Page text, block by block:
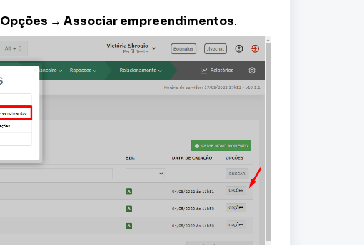
Opções → Associar empreendimentos.